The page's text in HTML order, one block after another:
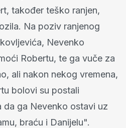
također teško ranjen,
Na poziv ranjenog
Nevenko
Robertu, te ga vuče za
ali nakon nekog vremena,
bolovi su postali
da ga Nevenko ostavi uz
braću i Danijelu".